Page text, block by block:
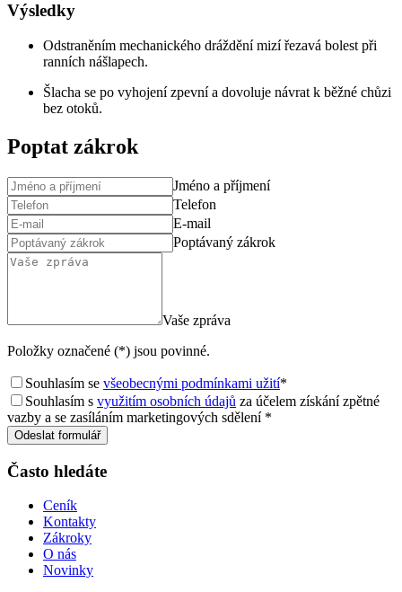
Výsledky
Odstraněním mechanického dráždění mizí řezavá bolest při
ranních nášlapech.
Šlacha se po vyhojení zpevní a dovoluje návrat k běžné chůzi
bez otoků.
Poptat zákrok
Jméno a příjmení
Telefon
E-mail
Poptávaný zákrok
Vaše zpráva
Položky označené (*) jsou povinné.
Souhlasím se všeobecnými podmínkami užití*
Souhlasím s využitím osobních údajů za účelem získání zpětné
vazby a se zasíláním marketingových sdělení *
Odeslat formulář
Často hledáte
Ceník
Kontakty
Zákroky
O nás
Novinky